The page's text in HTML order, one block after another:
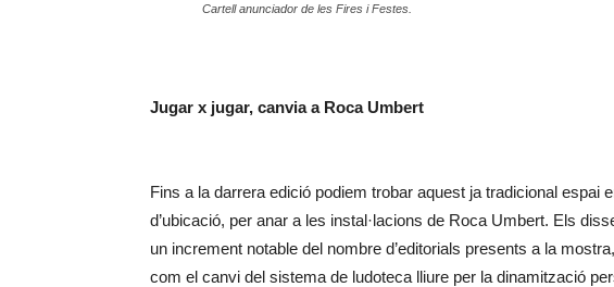
Cartell anunciador de les Fires i Festes.
Jugar x jugar, canvia a Roca Umbert
Fins a la darrera edició podiem trobar aquest ja tradicional espai
d’ubicació, per anar a les instal·lacions de Roca Umbert. Els
un increment notable del nombre d’editorials presents a la
com el canvi del sistema de ludoteca lliure per la dinamització